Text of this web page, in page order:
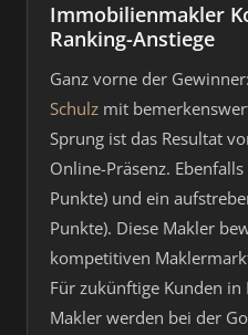
Immobilienmakler
Ranking-Anstiege
Ganz vorne der Gewinner:
Schulz mit
Sprung ist das Resultat
Online-Präsenz.
Punkte) und ein
Punkte). Diese Makler
kompetitiven
Für zukünftige Kunden in
Makler werden bei der